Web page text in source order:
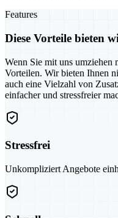
Features
Diese Vorteile bieten
Wenn Sie mit uns umziehen
Vorteilen. Wir bieten Ihnen
auch eine Vielzahl von
einfacher und stressfreier
Stressfrei
Unkompliziert Angebote